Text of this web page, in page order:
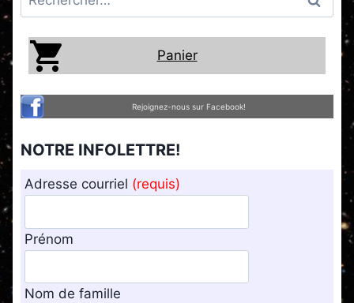
Panier
Rejoignez-nous sur Facebook!
NOTRE INFOLETTRE!
Adresse courriel (requis)
Prénom
Nom de famille